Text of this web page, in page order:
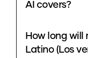
AI covers?
How long will
Latino (Los